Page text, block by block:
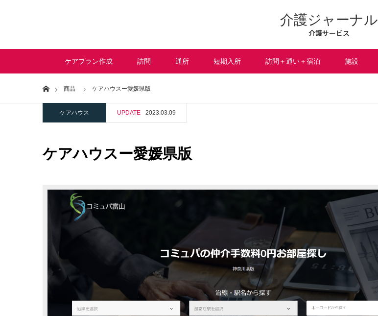
介護ジャーナル
介護サービス
ケアプラン作成 訪問 通所 短期入所 訪問＋通い＋宿泊 施設
Home商品 ケアハウスー愛媛県版
ケアハウス UPDATE 2023.03.09
ケアハウスー愛媛県版